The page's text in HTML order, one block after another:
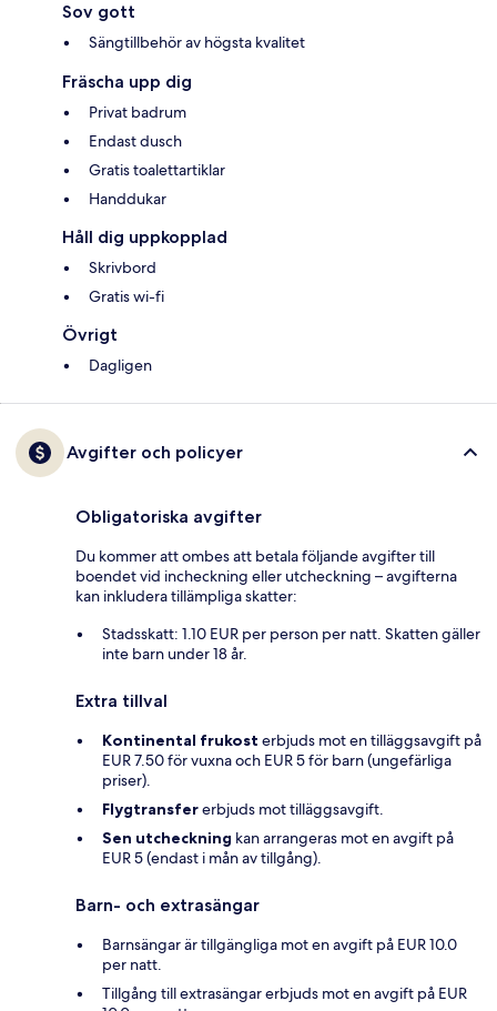
Sov gott
Sängtillbehör av högsta kvalitet
Fräscha upp dig
Privat badrum
Endast dusch
Gratis toalettartiklar
Handdukar
Håll dig uppkopplad
Skrivbord
Gratis wi-fi
Övrigt
Dagligen
Avgifter och policyer
Obligatoriska avgifter
Du kommer att ombes att betala följande avgifter till
boendet vid incheckning eller utcheckning – avgifterna
kan inkludera tillämpliga skatter:
Stadsskatt: 1.10 EUR per person per natt. Skatten gäller
inte barn under 18 år.
Extra tillval
Kontinental frukost erbjuds mot en tilläggsavgift på
EUR 7.50 för vuxna och EUR 5 för barn (ungefärliga
priser).
Flygtransfererbjuds mot tilläggsavgift.
Sen utcheckning kan arrangeras mot en avgift på
EUR 5 (endast i mån av tillgång).
Barn- och extrasängar
Barnsängar är tillgängliga mot en avgift på EUR 10.0
per natt.
Tillgång till extrasängar erbjuds mot en avgift på EUR